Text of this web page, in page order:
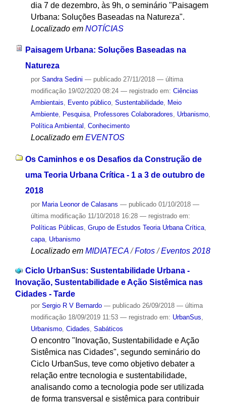
dia 7 de dezembro, às 9h, o seminário "Paisagem
Urbana: Soluções Baseadas na Natureza".
Localizado em NOTÍCIAS
Paisagem Urbana: Soluções Baseadas na
Natureza
por Sandra Sedini — publicado27/11/2018 — última
modificação19/02/2020 08:24 — registrado em: Ciências
Ambientais, Evento público, Sustentabilidade, Meio
Ambiente, Pesquisa, Professores Colaboradores, Urbanismo,
Política Ambiental , Conhecimento
Localizado em EVENTOS
Os Caminhos e os Desafios da Construção de
uma Teoria Urbana Crítica - 1 a 3 de outubro de
2018
por Maria Leonor de Calasans — publicado01/10/2018 —
última modificação11/10/2018 16:28 — registrado em:
Políticas Públicas, Grupo de Estudos Teoria Urbana Crítica,
capa, Urbanismo
Localizado em MIDIATECA /Fotos /Eventos 2018
Ciclo UrbanSus: Sustentabilidade Urbana -
Inovação, Sustentabilidade e Ação Sistêmica nas
Cidades - Tarde
por Sergio R V Bernardo — publicado26/09/2018 — última
modificação18/09/2019 11:53 — registrado em: UrbanSus
Urbanismo, Cidades Sabáticos
O encontro "Inovação, Sustentabilidade e Ação
Sistêmica nas Cidades", segundo seminário do
Ciclo UrbanSus, teve como objetivo debater a
relação entre tecnologia e sustentabilidade,
analisando como a tecnologia pode ser utilizada
de forma transversal e sistêmica para contribuir